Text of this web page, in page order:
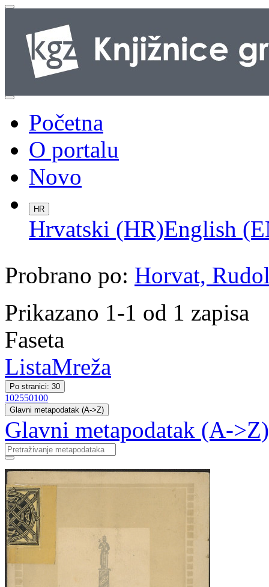
Početna
O portalu
Novo
HR
Hrvatski (HR)English
Probrano po: Horvat,
Prikazano 1-1 od 1 zapisa
Faseta
ListaMreža
Po stranici: 30
102550100
Glavni metapodatak (A->Z)
Glavni metapodatak (A->Z)